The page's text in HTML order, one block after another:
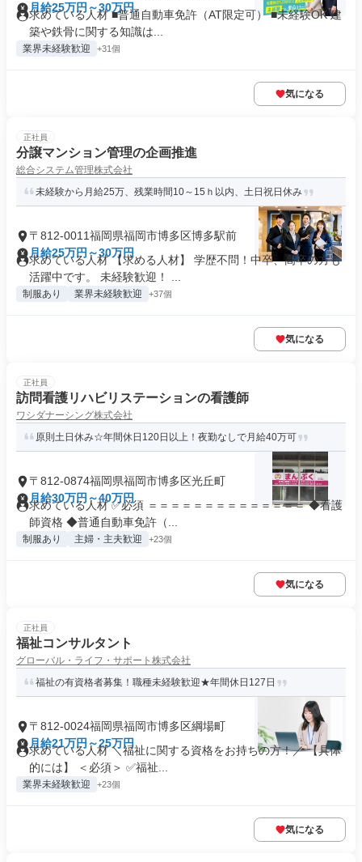
月給25万円～30万円
求めている人材 ■普通自動車免許（AT限定可） ■未経験OK 建
築や鉄骨に関する知識は...
業界未経験歓迎 +31個
気になる
正社員
分譲マンション管理の企画推進
総合システム管理株式会社
未経験から月給25万、残業時間10～15ｈ以内、土日祝日休み
〒812-0011福岡県福岡市博多区博多駅前
月給25万円～30万円
求めている人材 【求める人材】 学歴不問！中卒、高卒の方も
活躍中です。 未経験歓迎！ ...
制服あり 業界未経験歓迎 +37個
気になる
正社員
訪問看護リハビリステーションの看護師
ワシダナーシング株式会社
原則土日休み☆年間休日120日以上！夜勤なしで月給40万可
〒812-0874福岡県福岡市博多区光丘町
月給30万円～40万円
求めている人材 ✅必須 ＝＝＝＝＝＝＝＝＝＝＝＝＝＝ ◆看護
師資格 ◆普通自動車免許（...
制服あり 主婦・主夫歓迎 +23個
気になる
正社員
福祉コンサルタント
グローバル・ライフ・サポート株式会社
福祉の有資格者募集！職種未経験歓迎★年間休日127日
〒812-0024福岡県福岡市博多区綱場町
月給21万円～25万円
求めている人材 ＼福祉に関する資格をお持ちの方！／ 【具体
的には】 ＜必須＞ ✅福祉...
業界未経験歓迎 +23個
気になる